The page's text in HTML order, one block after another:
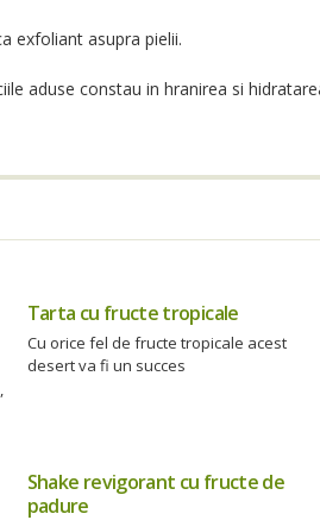
exfoliant asupra pielii.
aduse constau in hranirea si
Tarta cu fructe tropicale
Cu orice fel de fructe tropicale acest
desert va fi un succes
Shake revigorant cu fructe de
padure